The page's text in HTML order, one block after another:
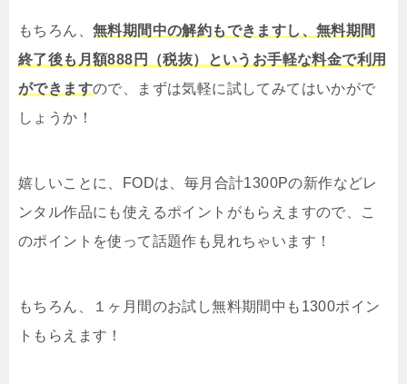
もちろん、 無料期間中の解約もできますし、無料期間
終了後も月額888円（税抜）というお手軽な料金で利用
ができますので、まずは気軽に試してみてはいかがで
しょうか！
嬉しいことに、FODは、毎月合計1300Pの新作などレ
ンタル作品にも使えるポイントがもらえますので、こ
のポイントを使って話題作も見れちゃいます！
もちろん、１ヶ月間のお試し無料期間中も1300ポイン
トもらえます！